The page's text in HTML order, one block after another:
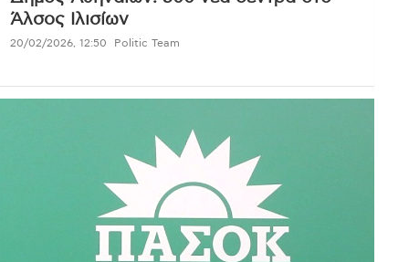
Άλσος Ιλισίων
20/02/2026, 12:50 Politic Team